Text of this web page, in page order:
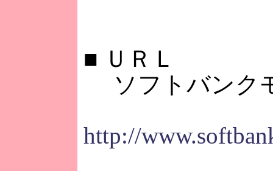
■ ＵＲＬ
ソフトバンク
http://